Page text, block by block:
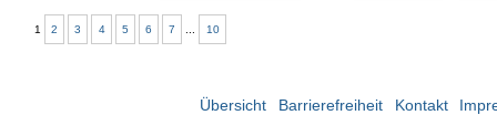
1 2 3 4 5 6 7 10
Übersicht Barrierefreiheit Kontakt